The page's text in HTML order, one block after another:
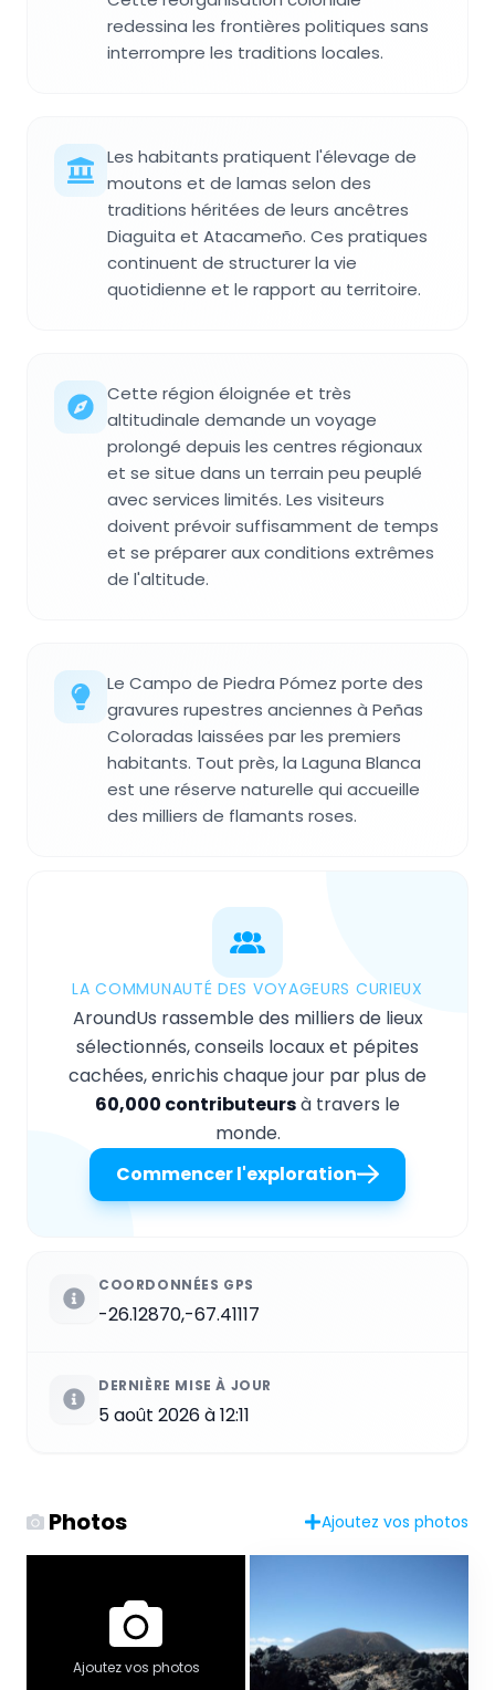
redessina les frontières politiques sans
interrompre les traditions locales.
Les habitants pratiquent l'élevage de
moutons et de lamas selon des
traditions héritées de leurs ancêtres
Diaguita et Atacameño. Ces pratiques
continuent de structurer la vie
quotidienne et le rapport au territoire.
Cette région éloignée et très
altitudinale demande un voyage
prolongé depuis les centres régionaux
et se situe dans un terrain peu peuplé
avec services limités. Les visiteurs
doivent prévoir suffisamment de temps
et se préparer aux conditions extrêmes
de l'altitude.
Le Campo de Piedra Pómez porte des
gravures rupestres anciennes à Peñas
Coloradas laissées par les premiers
habitants. Tout près, la Laguna Blanca
est une réserve naturelle qui accueille
des milliers de flamants roses.
LA COMMUNAUTÉ DES VOYAGEURS CURIEUX
AroundUs rassemble des milliers de lieux
sélectionnés, conseils locaux et pépites
cachées, enrichis chaque jour par plus de
60,000 contributeursà travers le
monde.
Commencer l'exploration
COORDONNÉES GPS
-26.12870,-67.41117
DERNIÈRE MISE À JOUR
5 août 2026 à 12:11
Photos Ajoutez vos photos
Ajoutez vos photos